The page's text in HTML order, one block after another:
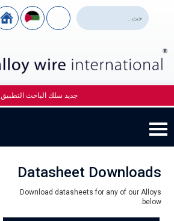
جديد سلك الباحث التطبيق
Datasheet Downloads
Download datasheets for any of our Alloys
below.